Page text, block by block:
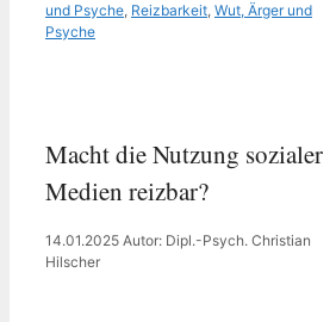
und Psyche, Reizbarkeit, Wut, Ärger und
Psyche
Macht die Nutzung sozialer
Medien reizbar?
14.01.2025 Autor: Dipl.-Psych. Christian
Hilscher